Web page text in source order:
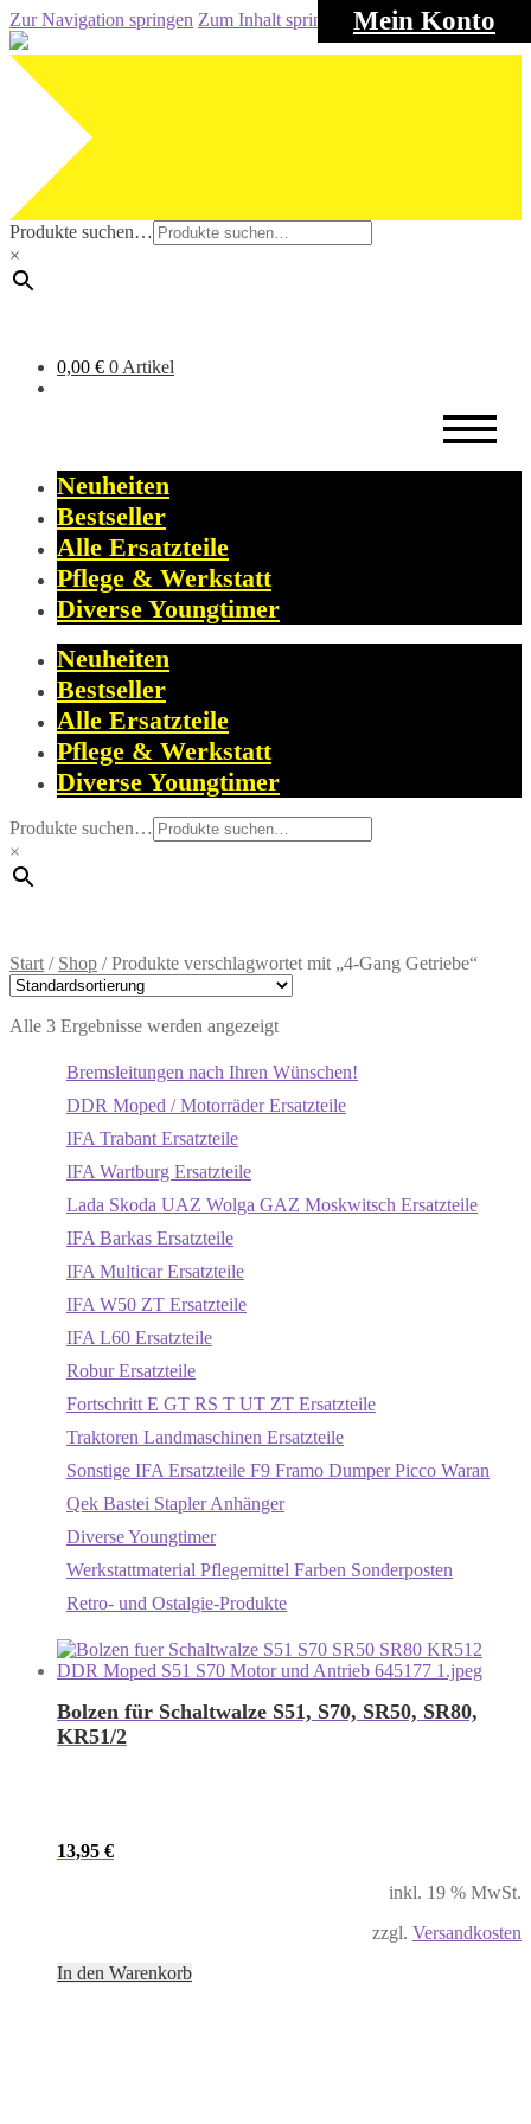
Mein Konto
Zur Navigation springen Zum Inhalt springen
Produkte suchen…
×
0,00 € 0 Artikel
Neuheiten
Bestseller
Alle Ersatzteile
Pflege & Werkstatt
Diverse Youngtimer
Neuheiten
Bestseller
Alle Ersatzteile
Pflege & Werkstatt
Diverse Youngtimer
Produkte suchen…
×
Start / Shop /Produkte verschlagwortet mit „4-Gang Getriebe“
Alle 3 Ergebnisse werden angezeigt
Bremsleitungen nach Ihren Wünschen!
DDR Moped / Motorräder Ersatzteile
IFA Trabant Ersatzteile
IFA Wartburg Ersatzteile
Lada Skoda UAZ Wolga GAZ Moskwitsch Ersatzteile
IFA Barkas Ersatzteile
IFA Multicar Ersatzteile
IFA W50 ZT Ersatzteile
IFA L60 Ersatzteile
Robur Ersatzteile
Fortschritt E GT RS T UT ZT Ersatzteile
Traktoren Landmaschinen Ersatzteile
Sonstige IFA Ersatzteile F9 Framo Dumper Picco Waran
Qek Bastei Stapler Anhänger
Diverse Youngtimer
Werkstattmaterial Pflegemittel Farben Sonderposten
Retro- und Ostalgie-Produkte
Bolzen für Schaltwalze S51, S70, SR50, SR80,
KR51/2
13,95 €
inkl. 19 % MwSt.
zzgl. Versandkosten
In den Warenkorb